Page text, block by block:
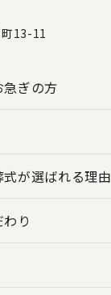
13-11
急ぎの方
が選ばれる理由
り